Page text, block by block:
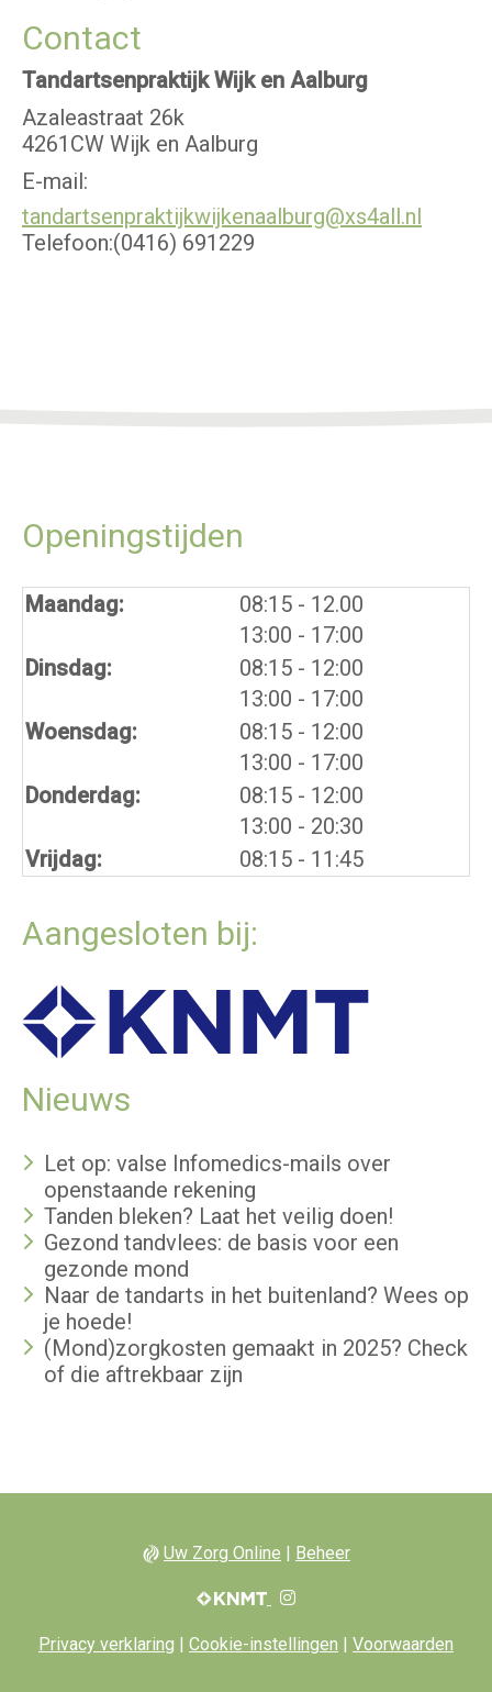
Contact
Tandartsenpraktijk Wijk en Aalburg
Azaleastraat 26k
4261CW Wijk en Aalburg
E-mail:
tandartsenpraktijkwijkenaalburg@xs4all.nl
Telefoon:(0416) 691229
Openingstijden
Maandag: 08:15 tot
- 12.00
13:00 tot
- 17:00
Dinsdag:
08:15 tot
- 12:00
13:00 tot
- 17:00
Woensdag:
08:15 tot
- 12:00
13:00 tot
- 17:00
Donderdag:
08:15 tot
- 12:00
13:00 tot
- 20:30
Vrijdag:
08:15 - 11:45
Aangesloten bij:
Nieuws
Let op: valse Infomedics-mails over
openstaande rekening
Tanden bleken? Laat het veilig doen!
Gezond tandvlees: de basis voor een
gezonde mond
Naar de tandarts in het buitenland? Wees op
je hoede!
(Mond)zorgkosten gemaakt in 2025? Check
of die aftrekbaar zijn
Uw Zorg Online | Beheer
Bezoek
Instagram
pagina
Privacy verklaring Cookie-instellingen Voorwaarden